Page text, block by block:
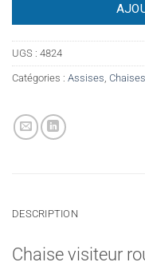
UGS : 4824
Catégories : Assises,
DESCRIPTION
Chaise visiteur